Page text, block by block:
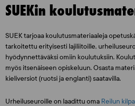
SUEKin
SUEK tarjoaa koulutusmateriaaleja
tarkoitettu erityisesti lajiliitoille,
hyödynnettäväksi omiin koulutuksiin.
myös itsenäiseen opiskeluun. Osasta
kieliversiot (ruotsi ja englanti) saatavilla.
Urheiluseuroille on laadittu oma Reilun